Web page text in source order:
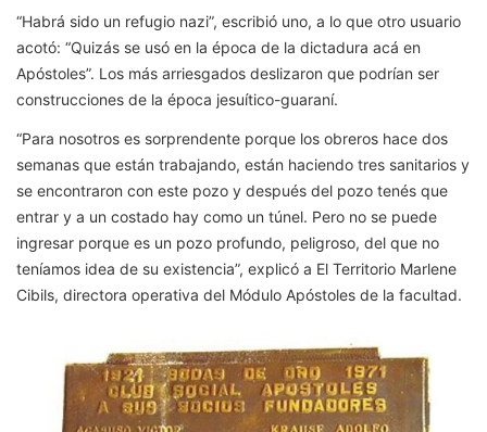
“Habrá sido un refugio nazi”, escribió uno, a lo que otro usuario
acotó: “Quizás se usó en la época de la dictadura acá en
Apóstoles”. Los más arriesgados deslizaron que podrían ser
construcciones de la época jesuítico-guaraní.
“Para nosotros es sorprendente porque los obreros hace dos
semanas que están trabajando, están haciendo tres sanitarios y
se encontraron con este pozo y después del pozo tenés que
entrar y a un costado hay como un túnel. Pero no se puede
ingresar porque es un pozo profundo, peligroso, del que no
teníamos idea de su existencia”, explicó a El Territorio Marlene
Cibils, directora operativa del Módulo Apóstoles de la facultad.